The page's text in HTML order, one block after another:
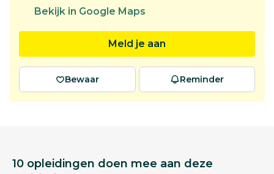
Bekijk in Google Maps
Meld je aan
Bewaar Reminder
10 opleidingen doen mee aan deze